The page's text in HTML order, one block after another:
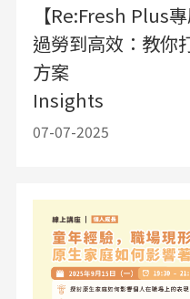
【Re:Fresh Plus
過勞到高效：教你
方案
Insights
07-07-2025